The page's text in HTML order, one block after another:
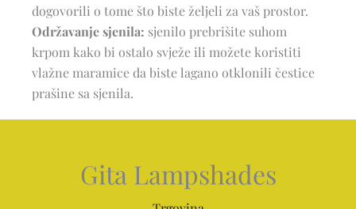
dogovorili o tome što biste željeli za vaš prostor.
Održavanje sjenila: sjenilo prebrišite suhom
krpom kako bi ostalo svježe ili možete koristiti
vlažne maramice da biste lagano otklonili čestice
prašine sa sjenila.
Gita Lampshades